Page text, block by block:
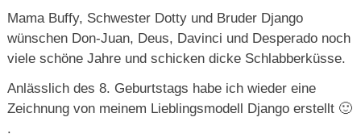
Mama Buffy, Schwester Dotty und Bruder Django
wünschen Don-Juan, Deus, Davinci und Desperado noch
viele schöne Jahre und schicken dicke Schlabberküsse.
Anlässlich des 8. Geburtstags habe ich wieder eine
Zeichnung von meinem Lieblingsmodell Django erstellt 🙂
.